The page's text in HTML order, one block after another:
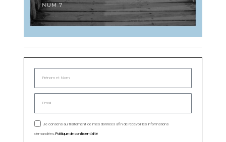
Je consens au traitement de mes données afin de recevoir les informations
demandées.Politique de confidentialité